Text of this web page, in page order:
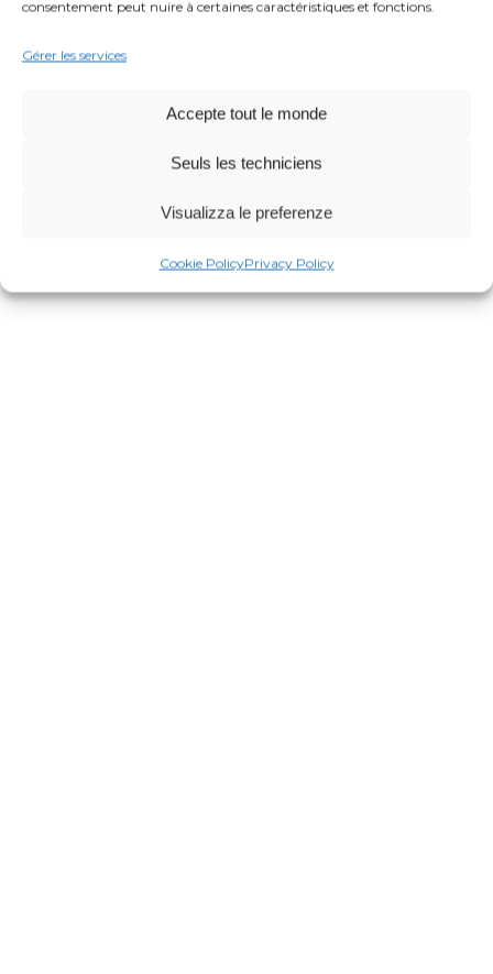
consentement peut nuire à certaines caractéristiques et fonctions.
Gérer les services
Accepte tout le monde
Seuls les techniciens
Visualizza le preferenze
Cookie PolicyPrivacy Policy